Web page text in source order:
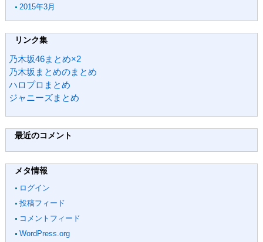
2015年3月
リンク集
乃木坂46まとめ×2
乃木坂まとめのまとめ
ハロプロまとめ
ジャニーズまとめ
最近のコメント
メタ情報
ログイン
投稿フィード
コメントフィード
WordPress.org